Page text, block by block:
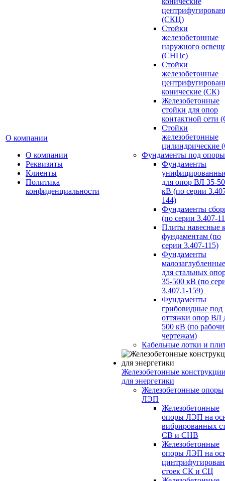
О компании
О компании
Реквизиты
Клиенты
Политика
конфиденциальности
(СКЦ)
Стойки
железобетонные
наружного
(СНЦс)
Стойки
железобетонные
конические (СК)
Железобетонные
стойки для опор
контактной сети
Стойки
железобетонные
цилиндрические
Фундаменты под опоры
Фундаменты
для опор ВЛ 35-
кВ (по серии
144)
Фундаменты
(по серии 3.407-
Плиты навесные
фундаментам (по
серии 3.407-115)
Фундаменты
малозаглубленные
для стальных
35-500 кВ (по
3.407.1-159)
Фундаменты
грибовидные под
оттяжки опор ВЛ
500 кВ (по
чертежам)
Кабельные лотки и
Железобетонные
для энергетики
Железобетонные опоры
ЛЭП
Железобетонные
опоры ЛЭП на
вибрированных
СВ и СНВ
Железобетонные
опоры ЛЭП на
стоек СК и СЦ